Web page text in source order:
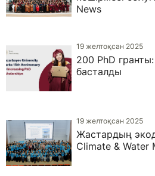
News
19 желтоқсан 2025
200 PhD
басталды
19 желтоқсан 2025
Жастардың
Climate & Water